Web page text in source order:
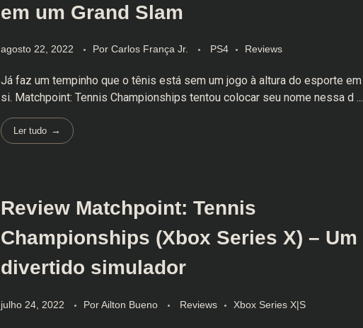
em um Grand Slam
agosto 22, 2022 Por Carlos França Jr. PS4 Reviews
Já faz um tempinho que o tênis está sem um jogo à altura do esporte em
si. Matchpoint: Tennis Championships tentou colocar seu nome nessa d ...
Ler tudo
Review Matchpoint: Tennis
Championships (Xbox Series X) – Um
divertido simulador
julho 24, 2022 PorAilton Bueno Reviews Xbox Series X|S